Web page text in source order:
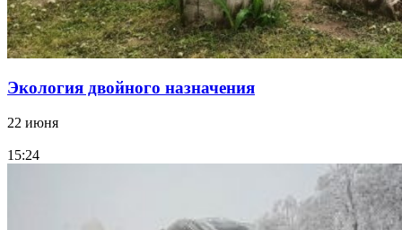
Экология двойного назначения
22 июня
15:24